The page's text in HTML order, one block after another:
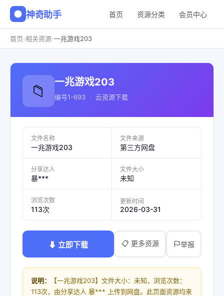
神奇助手 首页 资源分类 会员中心
首页›相关资源›一兆游戏203
📁 一兆游戏203
编号1-693 · 云资源下载
文件名称
一兆游戏203
文件来源
第三方网盘
分享达人
暴***
文件大小
未知
浏览次数
113次
更新时间
2026-03-31
⬇ 立即下载 📋 更多资源 举报
说明：
【一兆游戏203】文件大小：未知，浏览次数：
113次，由分享达人 暴*** 上传到网盘。此页面资源均来